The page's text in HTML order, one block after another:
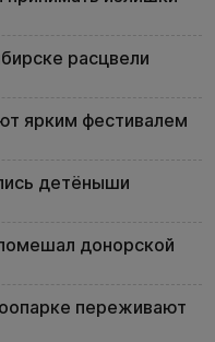
расцвели
ярким фестивалем
детёныши
донорской
переживают